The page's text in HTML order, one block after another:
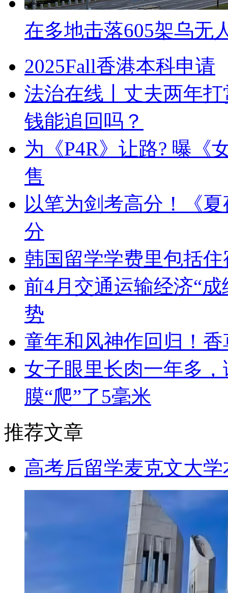
在多地击落605架乌无
2025Fall香港本科申请
法治在线丨丈夫两年
钱能追回吗？
为《P4R》让路? 曝《
售
以笔为剑考高分！《
分
韩国留学学费里包括住
前4月交通运输经济“
势
童年和风神作回归！
女子眼里长肉一年多
膜“爬”了5毫米
推荐文章
高考后留学麦克文大